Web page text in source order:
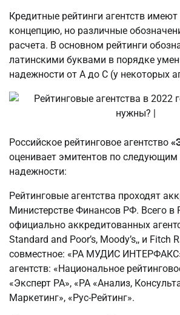
Кредитные рейтинги агентств
концепцию, но различные
расчета. В основном рейтинги
латинскими буквами в порядке
надежности от A до С (у некоторых
Российское рейтинговое агентство
оценивает эмитентов по
надежности:
Рейтинговые агентства проходят
Министерстве Финансов РФ. Всего в
официально аккредитованных
Standard and Poor’s, Moody’s,, и Fitch
совместное: «РА МУДИС
агентств: «Национальное
«Эксперт РА», «РА «Анализ,
Маркетинг», «Рус-Рейтинг».